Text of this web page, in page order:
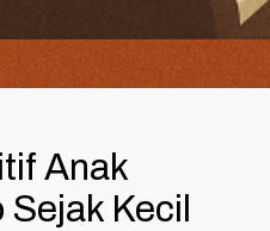
Anak
Kecil